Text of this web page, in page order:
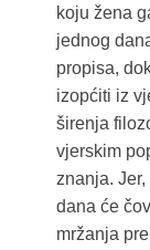
koju žena
jednog
propisa,
izopćiti iz
širenja
vjerskim
znanja.
dana će
mržanja